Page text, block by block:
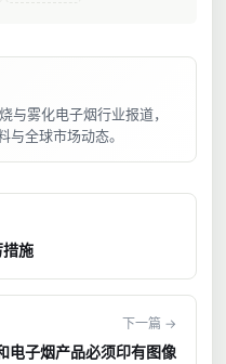
与雾化电子烟行业报道，
与全球市场动态。
施
下一篇 →
电子烟产品必须印有图像